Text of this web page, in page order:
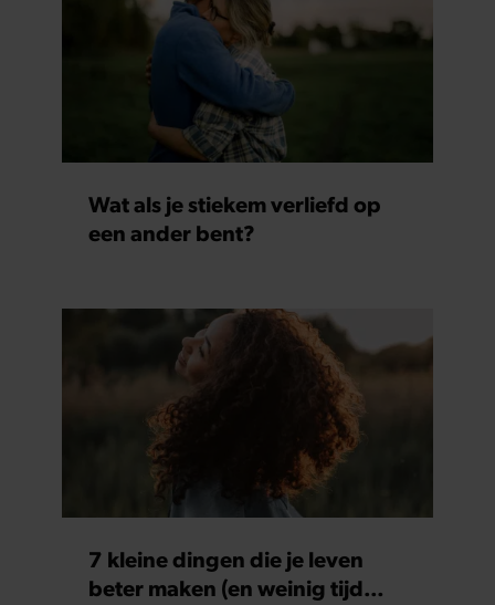
Wat als je stiekem verliefd op
een ander bent?
7 kleine dingen die je leven
beter maken (en weinig tijd